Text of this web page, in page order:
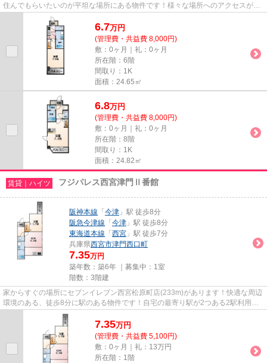
住んでもらいたいのが平坦な場所にある物件です！様々な場所へのアクセスが便
利になる、2駅利用可能な物件...
6.7万円
(管理費・共益費 8,000円)
敷：0ヶ月｜礼：0ヶ月
所在階：6階
間取り：1K
面積：24.65㎡
6.8万円
(管理費・共益費 8,000円)
敷：0ヶ月｜礼：0ヶ月
所在階：8階
間取り：1K
面積：24.82㎡
賃貸｜ハイツ フジパレス西宮津門Ⅱ番館
阪神本線 「 今津 」駅 徒歩8分
阪急今津線 「 今津 」駅 徒歩8分
東海道本線 「 西宮 」駅 徒歩7分
兵庫県西宮市津門西口町
7.35万円
築年数：築6年 ｜募集中： 1室
階数：3階建
家からすぐの場所にセブンイレブン西宮松原町店(233m)があります！快適な周辺
環境のある、徒歩8分に駅のある物件です！自宅の最寄り駅が2つある2駅利用可
のハイツです！数多くの物件を...
7.35万円
(管理費・共益費 5,100円)
敷：0ヶ月｜礼：13万円
所在階：1階